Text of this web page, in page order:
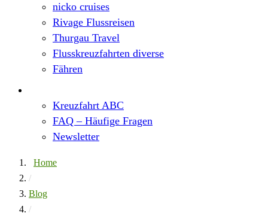
nicko cruises
Rivage Flussreisen
Thurgau Travel
Flusskreuzfahrten diverse
Fähren
Kreuzfahrt ABC
FAQ – Häufige Fragen
Newsletter
Home
/
Blog
/